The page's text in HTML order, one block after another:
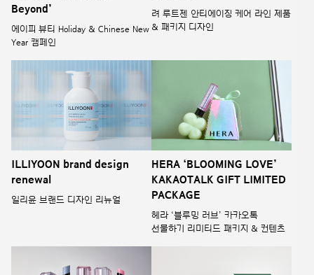
Beyond’
에이피 뷰티 Holiday & Chinese New
Year 캠페인
려 루트젠 안티에이징 케어 라인 제품
& 패키지 디자인
ILLIYOON brand design
renewal
일리윤 브랜드 디자인 리뉴얼
HERA ‘BLOOMING LOVE’
KAKAOTALK GIFT LIMITED
PACKAGE
헤라 ‘블루밍 러브’ 카카오톡
선물하기 리미티드 패키지 & 컨텐츠